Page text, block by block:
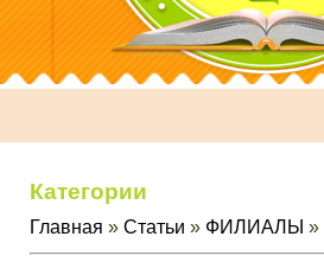
Категории
Главная »Статьи » ФИЛИАЛЫ »